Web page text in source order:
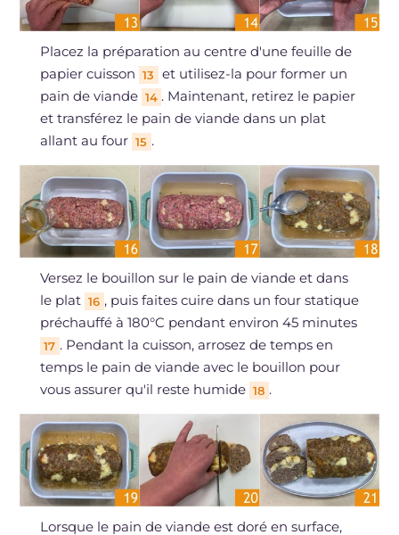
Placez la préparation au centre d'une feuille de
papier cuisson 13
et utilisez-la pour former un
pain de viande 14 . Maintenant, retirez le papier
et transférez le pain de viande dans un plat
allant au four 15 .
Versez le bouillon sur le pain de viande et dans
le plat 16 , puis faites cuire dans un four statique
préchauffé à 180°C pendant environ 45 minutes
17 . Pendant la cuisson, arrosez de temps en
temps le pain de viande avec le bouillon pour
vous assurer qu'il reste humide 18 .
Lorsque le pain de viande est doré en surface,